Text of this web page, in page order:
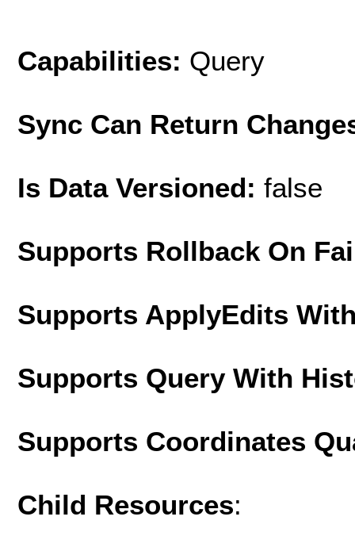
Capabilities: Query
Sync Can Return
Is Data Versioned: false
Supports Rollback On
Supports ApplyEdits
Supports Query With
Supports Coordinates
Child Resources: